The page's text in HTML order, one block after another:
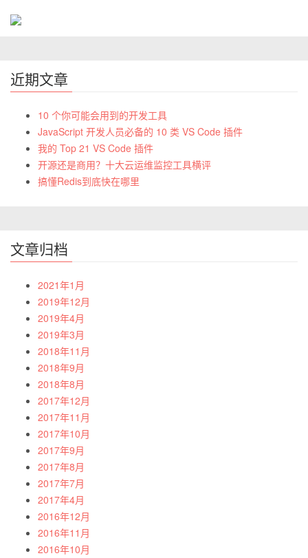
近期文章
10 个你可能会用到的开发工具
JavaScript 开发人员必备的 10 类 VS Code 插件
我的 Top 21 VS Code 插件
开源还是商用？十大云运维监控工具横评
搞懂Redis到底快在哪里
文章归档
2021年1月
2019年12月
2019年4月
2019年3月
2018年11月
2018年9月
2018年8月
2017年12月
2017年11月
2017年10月
2017年9月
2017年8月
2017年7月
2017年4月
2016年12月
2016年11月
2016年10月